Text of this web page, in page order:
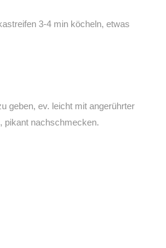
3-4 min köcheln, etwas
geben, ev. leicht mit angerührter
pikant nachschmecken.